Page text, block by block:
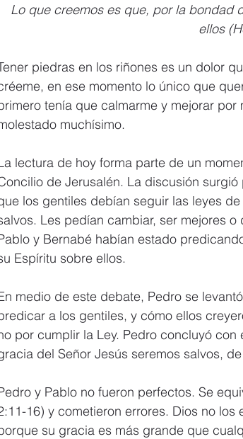
Lo que creemos es que, por la bondad
ellos
piedras en los riñones es un dolor
en ese momento lo único que
tenía que calmarme y mejorar
muchísimo.
lectura de hoy forma parte de un
de Jerusalén. La discusión
los gentiles debían seguir las leyes
Les pedían cambiar, ser mejores
y Bernabé habían estado
Espíritu sobre ellos.
medio de este debate, Pedro se
a los gentiles, y cómo ellos
por cumplir la Ley. Pedro concluyó
del Señor Jesús seremos salvos,
y Pablo no fueron perfectos. Se
16) y cometieron errores. Dios no
su gracia es más grande que